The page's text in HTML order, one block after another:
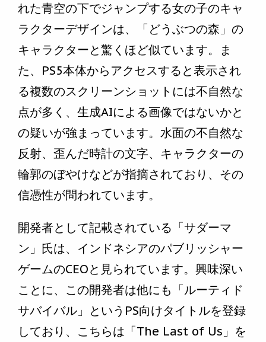
れた青空の下でジャンプする女の子のキャ
ラクターデザインは、「どうぶつの森」の
キャラクターと驚くほど似ています。ま
た、PS5本体からアクセスすると表示され
る複数のスクリーンショットには不自然な
点が多く、生成AIによる画像ではないかと
の疑いが強まっています。水面の不自然な
反射、歪んだ時計の文字、キャラクターの
輪郭のぼやけなどが指摘されており、その
信憑性が問われています。
開発者として記載されている「サダーマ
ン」氏は、インドネシアのパブリッシャー
ゲームのCEOと見られています。興味深い
ことに、この開発者は他にも「ルーティド
サバイバル」というPS向けタイトルを登録
しており、こちらは「The Last of Us」を